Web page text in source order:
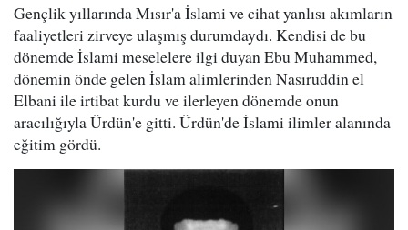
Gençlik yıllarında Mısır'a İslami ve cihat yanlısı akımların
faaliyetleri zirveye ulaşmış durumdaydı. Kendisi de bu
dönemde İslami meselelere ilgi duyan Ebu Muhammed,
dönemin önde gelen İslam alimlerinden Nasıruddin el
Elbani ile irtibat kurdu ve ilerleyen dönemde onun
aracılığıyla Ürdün'e gitti. Ürdün'de İslami ilimler alanında
eğitim gördü.